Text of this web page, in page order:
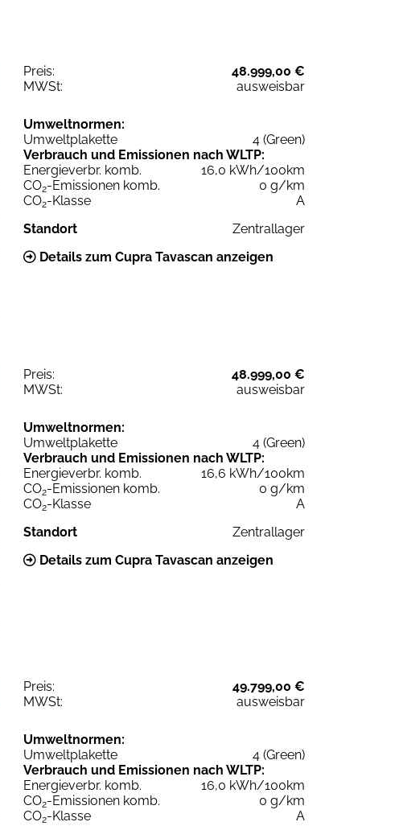
Preis:
48.999,00 €
MWSt:
ausweisbar
Umweltnormen:
Umweltplakette
4 (Green)
Verbrauch und Emissionen nach WLTP:
Energieverbr. komb.
16,0 kWh/100km
CO2-Emissionen komb.
0 g/km
CO2-Klasse
A
Standort
Zentrallager
Details zum Cupra Tavascan anzeigen
Preis:
48.999,00 €
MWSt:
ausweisbar
Umweltnormen:
Umweltplakette
4 (Green)
Verbrauch und Emissionen nach WLTP:
Energieverbr. komb.
16,6 kWh/100km
CO2-Emissionen komb.
0 g/km
CO2-Klasse
A
Standort
Zentrallager
Details zum Cupra Tavascan anzeigen
Preis:
49.799,00 €
MWSt:
ausweisbar
Umweltnormen:
Umweltplakette
4 (Green)
Verbrauch und Emissionen nach WLTP:
Energieverbr. komb.
16,0 kWh/100km
CO2-Emissionen komb.
0 g/km
CO2-Klasse
A